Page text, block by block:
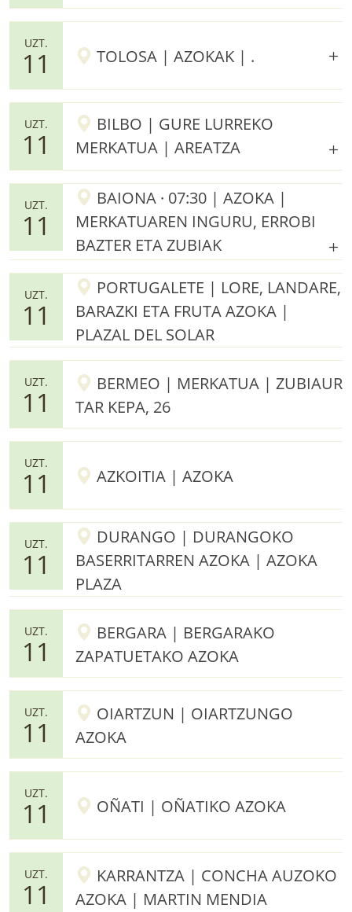
UZT.
11 TOLOSA | AZOKAK | .
UZT.
11
BILBO | GURE LURREKO
MERKATUA | AREATZA
UZT.
11
BAIONA · 07:30 | AZOKA |
MERKATUAREN INGURU, ERROBI
BAZTER ETA ZUBIAK
UZT.
11
PORTUGALETE | LORE, LANDARE,
BARAZKI ETA FRUTA AZOKA |
PLAZAL DEL SOLAR
UZT.
11
BERMEO | MERKATUA | ZUBIAUR
TAR KEPA, 26
UZT.
11 AZKOITIA | AZOKA
UZT.
11
DURANGO | DURANGOKO
BASERRITARREN AZOKA | AZOKA
PLAZA
UZT.
11
BERGARA | BERGARAKO
ZAPATUETAKO AZOKA
UZT.
11
OIARTZUN | OIARTZUNGO
AZOKA
UZT.
11 OÑATI | OÑATIKO AZOKA
UZT.
11
KARRANTZA | CONCHA AUZOKO
AZOKA | MARTIN MENDIA